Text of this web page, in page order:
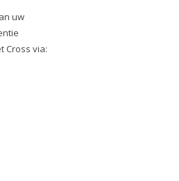
uw
Cross via: